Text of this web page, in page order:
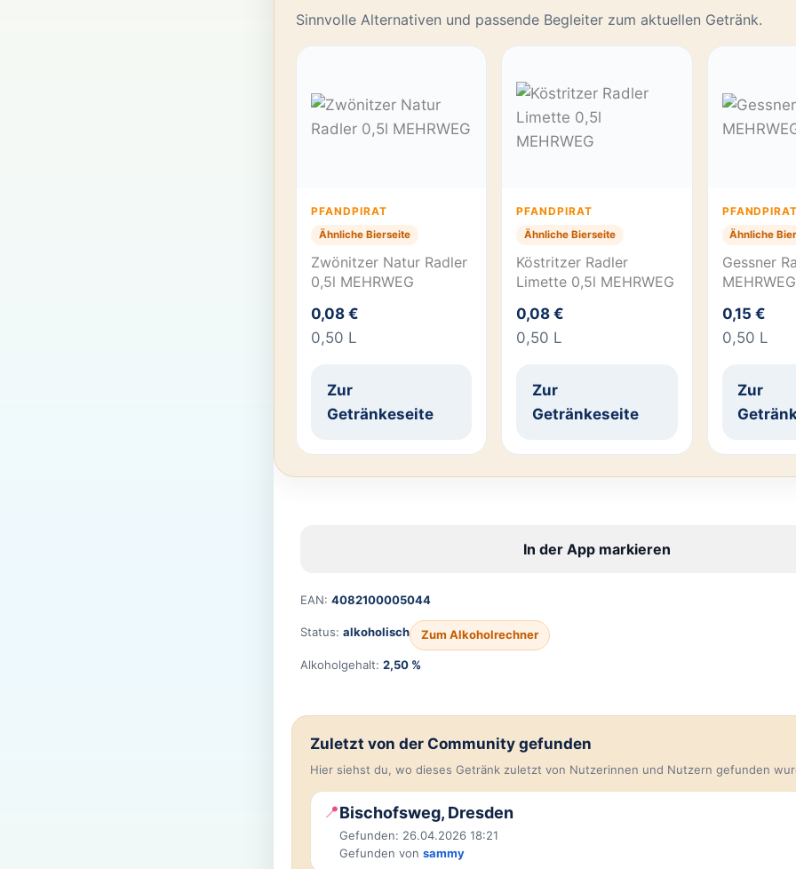
Sinnvolle Alternativen und passende Begleiter zum aktuellen Getränk.
PFANDPIRAT
Ähnliche Bierseite
Zwönitzer Natur Radler
0,5l MEHRWEG
0,08 €
0,50 L
Zur
Getränkeseite
PFANDPIRAT
Ähnliche Bierseite
Köstritzer Radler
Limette 0,5l MEHRWEG
0,08 €
0,50 L
Zur
Getränkeseite
Ähnliche
Gessner
MEHRWEG
0,15 €
0,50 L
Zur
In der App markieren
EAN: 4082100005044
Status: alkoholisch Zum Alkoholrechner
Alkoholgehalt: 2,50 %
Zuletzt von der Community gefunden
Hier siehst du, wo dieses Getränk zuletzt von Nutzerinnen und Nutzern gefunden
📍Bischofsweg, Dresden
Gefunden: 26.04.2026 18:21
Gefunden von sammy